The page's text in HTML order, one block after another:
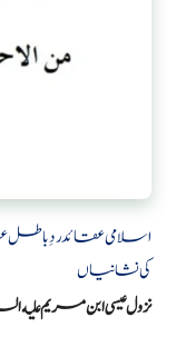
اسلامی عقائدردِ باطل
کی نشانیاں
نزول عیسی ابن مریم